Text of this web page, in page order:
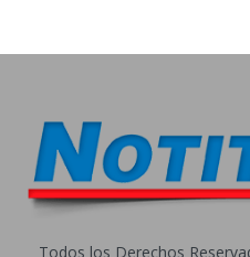
Todos los Derechos